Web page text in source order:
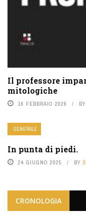
Il professore
mitologiche
16 FEBBRAIO 2026 BY
GENERALE
In punta di piedi.
24 GIUGNO 2025 BY
CRONOLOGIA